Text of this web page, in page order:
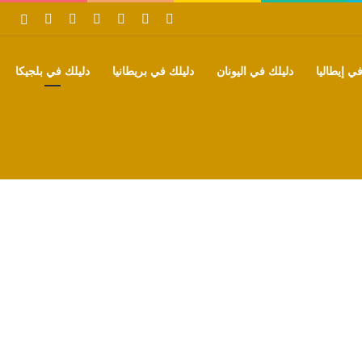
فيسبوك بينتيريست‫YouTube
تيلقرام واتساب
إيطاليا دليلك في اليونان دليلك في بريطانيا دليلك في بلجيكا